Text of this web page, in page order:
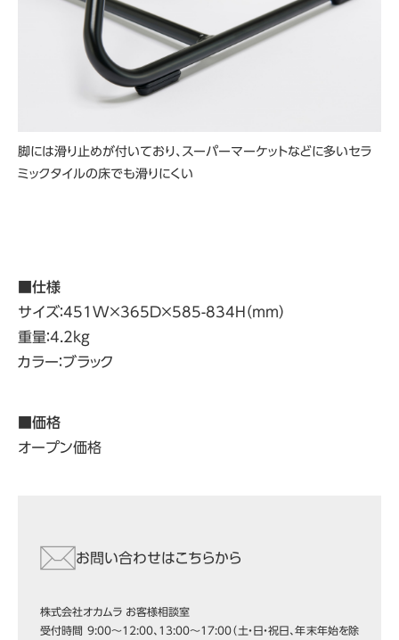
脚には滑り止めが付いており、スーパーマーケットなどに多いセラ
ミックタイルの床でも滑りにくい
仕様
サイズ：451W×365D×585-834H（mm）
重量：4.2kg
カラー：ブラック
■価格
オープン価格
お問い合わせはこちらから
株式会社オカムラ お客様相談室
受付時間 9:00～12:00、13:00～17:00（土・日・祝日、年末年始を除